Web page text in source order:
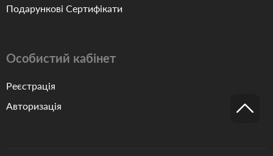
Подарункові Сертифікати
Особистий кабінет
Реєстрація
Авторизація